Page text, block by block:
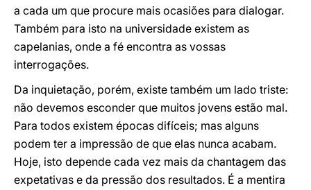
a cada um que procure mais ocasiões para dialogar.
Também para isto na universidade existem as
capelanias, onde a fé encontra as vossas
interrogações.
Da inquietação, porém, existe também um lado triste:
não devemos esconder que muitos jovens estão mal.
Para todos existem épocas difíceis; mas alguns
podem ter a impressão de que elas nunca acabam.
Hoje, isto depende cada vez mais da chantagem das
expetativas e da pressão dos resultados. É a mentira